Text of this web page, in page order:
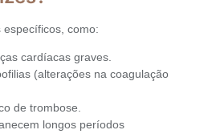
como:
cardíacas graves.
(alterações na coagulação
de trombose.
longos períodos